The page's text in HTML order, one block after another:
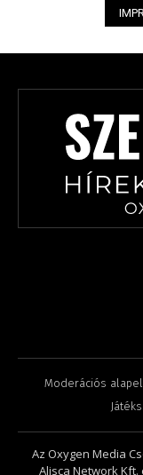
Moderációs
Az Oxygen Media
Alisca Network Kft.